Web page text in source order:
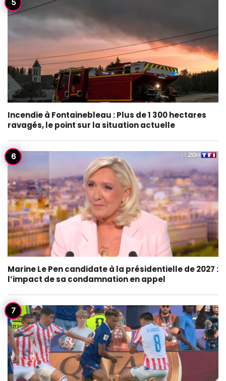
Incendie à Fontainebleau : Plus de 1 300 hectares
ravagés, le point sur la situation actuelle
Marine Le Pen candidate à la présidentielle de 2027 :
l’impact de sa condamnation en appel